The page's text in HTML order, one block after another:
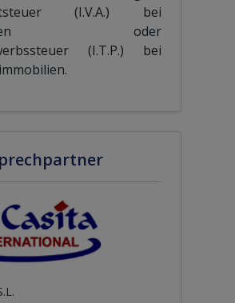
(I.V.A.) bei
oder
(I.T.P.) bei